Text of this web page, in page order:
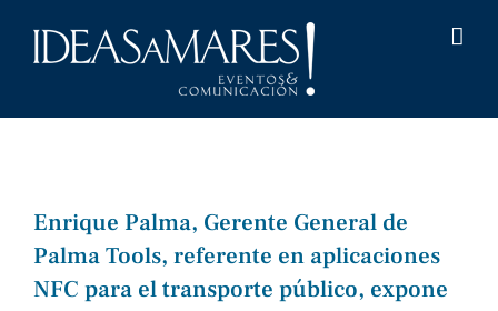
Enrique Palma, Gerente General de
Palma Tools, referente en aplicaciones
NFC para el transporte público, expone